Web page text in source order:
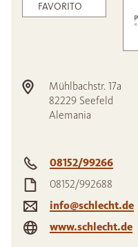
FAVORITO
Mühlbachstr. 17a
82229 Seefeld
Alemania
08152/99266
08152/992688
info@schlecht.de
www.schlecht.de